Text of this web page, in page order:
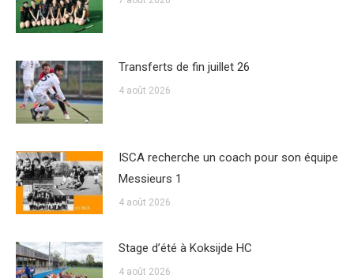
Transferts de fin juillet 26
4 août 2026
ISCA recherche un coach pour son équipe
Messieurs 1
4 août 2026
Stage d’été à Koksijde HC
4 août 2026